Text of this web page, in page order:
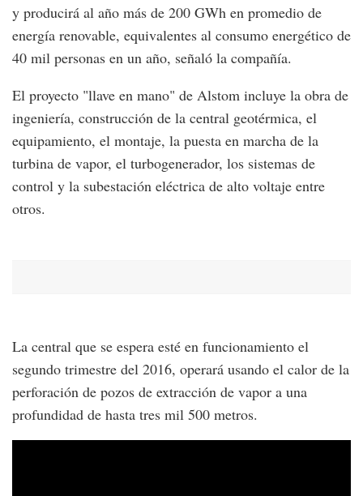
y producirá al año más de 200 GWh en promedio de
energía renovable, equivalentes al consumo energético de
40 mil personas en un año, señaló la compañía.
El proyecto "llave en mano" de Alstom incluye la obra de
ingeniería, construcción de la central geotérmica, el
equipamiento, el montaje, la puesta en marcha de la
turbina de vapor, el turbogenerador, los sistemas de
control y la subestación eléctrica de alto voltaje entre
otros.
La central que se espera esté en funcionamiento el
segundo trimestre del 2016, operará usando el calor de la
perforación de pozos de extracción de vapor a una
profundidad de hasta tres mil 500 metros.